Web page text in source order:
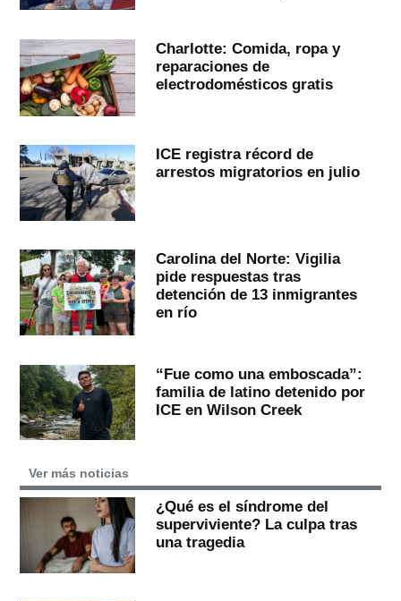
Charlotte: Comida, ropa y
reparaciones de
electrodomésticos gratis
ICE registra récord de
arrestos migratorios en julio
Carolina del Norte: Vigilia
pide respuestas tras
detención de 13 inmigrantes
en río
“Fue como una emboscada”:
familia de latino detenido por
ICE en Wilson Creek
Ver más noticias
¿Qué es el síndrome del
superviviente? La culpa tras
una tragedia